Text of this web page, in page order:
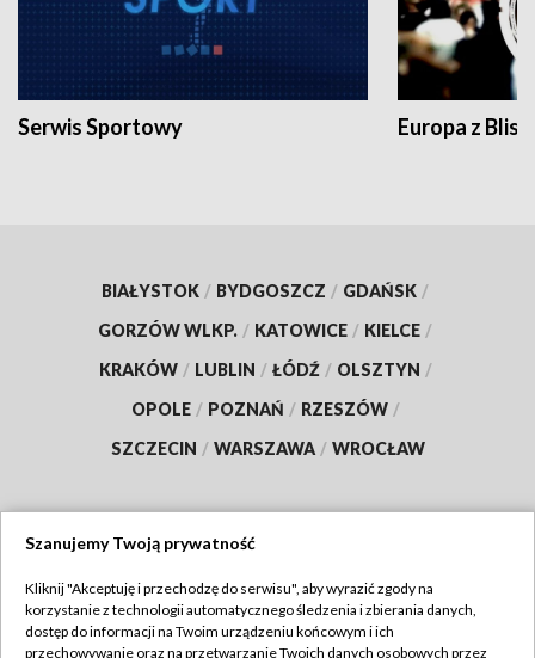
Serwis Sportowy Europa z
BIAŁYSTOK / BYDGOSZCZ / GDAŃSK /
GORZÓW WLKP. / KATOWICE / KIELCE /
KRAKÓW / LUBLIN / ŁÓDŹ / OLSZTYN /
OPOLE / POZNAŃ / RZESZÓW /
SZCZECIN / WARSZAWA / WROCŁAW
TVP
Abonament TVP
Szanujemy Twoją prywatność
Kliknij "Akceptuję i przechodzę do serwisu", aby wyrazić zgody na
korzystanie z technologii automatycznego śledzenia i zbierania danych,
dostęp do informacji na Twoim urządzeniu końcowym i ich
przechowywanie oraz na przetwarzanie Twoich danych osobowych przez